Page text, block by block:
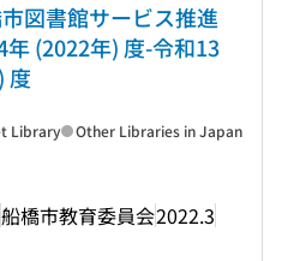
図書館サービス推進
年 (2022年) 度-令和13
度
船橋市教育委員会2022.3
Library Other Libraries in Japan